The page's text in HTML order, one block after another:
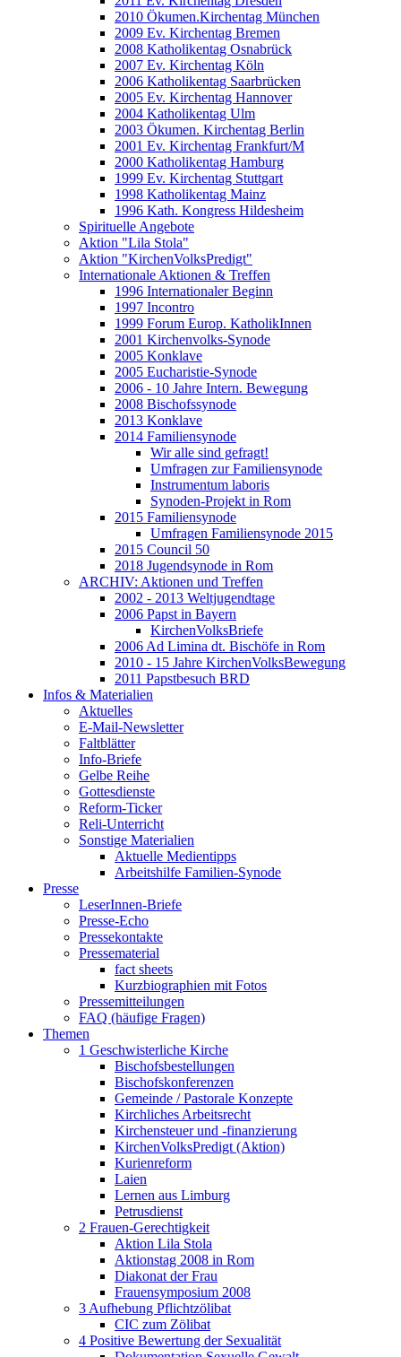
2010 Ökumen.Kirchentag München
2009 Ev. Kirchentag Bremen
2008 Katholikentag Osnabrück
2007 Ev. Kirchentag Köln
2006 Katholikentag Saarbrücken
2005 Ev. Kirchentag Hannover
2004 Katholikentag Ulm
2003 Ökumen. Kirchentag Berlin
2001 Ev. Kirchentag Frankfurt/M
2000 Katholikentag Hamburg
1999 Ev. Kirchentag Stuttgart
1998 Katholikentag Mainz
1996 Kath. Kongress Hildesheim
Spirituelle Angebote
Aktion "Lila Stola"
Aktion "KirchenVolksPredigt"
Internationale Aktionen & Treffen
1996 Internationaler Beginn
1997 Incontro
1999 Forum Europ. KatholikInnen
2001 Kirchenvolks-Synode
2005 Konklave
2005 Eucharistie-Synode
2006 - 10 Jahre Intern. Bewegung
2008 Bischofssynode
2013 Konklave
2014 Familiensynode
Wir alle sind gefragt!
Umfragen zur Familiensynode
Instrumentum laboris
Synoden-Projekt in Rom
2015 Familiensynode
Umfragen Familiensynode 2015
2015 Council 50
2018 Jugendsynode in Rom
ARCHIV: Aktionen und Treffen
2002 - 2013 Weltjugendtage
2006 Papst in Bayern
KirchenVolksBriefe
2006 Ad Limina dt. Bischöfe in Rom
2010 - 15 Jahre KirchenVolksBewegung
2011 Papstbesuch BRD
Infos & Materialien
Aktuelles
E-Mail-Newsletter
Faltblätter
Info-Briefe
Gelbe Reihe
Gottesdienste
Reform-Ticker
Reli-Unterricht
Sonstige Materialien
Aktuelle Medientipps
Arbeitshilfe Familien-Synode
Presse
LeserInnen-Briefe
Presse-Echo
Pressekontakte
Pressematerial
fact sheets
Kurzbiographien mit Fotos
Pressemitteilungen
FAQ (häufige Fragen)
Themen
1 Geschwisterliche Kirche
Bischofsbestellungen
Bischofskonferenzen
Gemeinde / Pastorale Konzepte
Kirchliches Arbeitsrecht
Kirchensteuer und -finanzierung
KirchenVolksPredigt (Aktion)
Kurienreform
Laien
Lernen aus Limburg
Petrusdienst
2 Frauen-Gerechtigkeit
Aktion Lila Stola
Aktionstag 2008 in Rom
Diakonat der Frau
Frauensymposium 2008
3 Aufhebung Pflichtzölibat
CIC zum Zölibat
4 Positive Bewertung der Sexualität